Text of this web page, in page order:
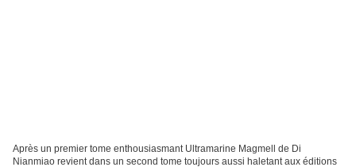
Après un premier tome enthousiasmant Ultramarine Magmell de Di
Nianmiao revient dans un second tome toujours aussi haletant aux éditions